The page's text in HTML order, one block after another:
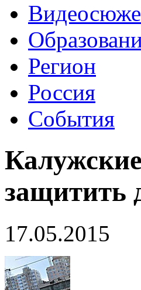
Регион
Россия
События
защитить
17.05.2015